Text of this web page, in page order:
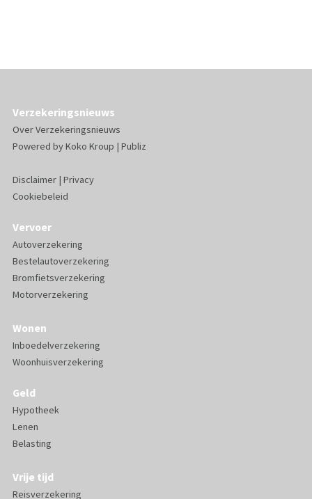
Verzekeringsnieuws
Over Verzekeringsnieuws
Powered byKoko Kroup | Publiz
Disclaimer| Privacy
Cookiebeleid
Vervoer
Autoverzekering
Bestelautoverzekering
Bromfietsverzekering
Motorverzekering
Wonen
Inboedelverzekering
Woonhuisverzekering
Geld
Hypotheek
Lenen
Belasting
Vrije tijd
Reisverzekering